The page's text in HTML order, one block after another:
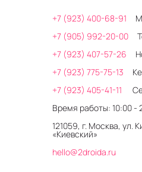
+7 (923) 400-68-91
+7 (905) 992-20-00
+7 (923) 407-57-26
+7 (923) 775-75-13
+7 (923) 405-41-11
Время работы: 10:00 -
121059, г. Москва, ул.
«Киевский»
hello@2droida.ru